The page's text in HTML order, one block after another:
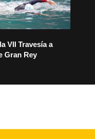
VII Travesía a
Gran Rey